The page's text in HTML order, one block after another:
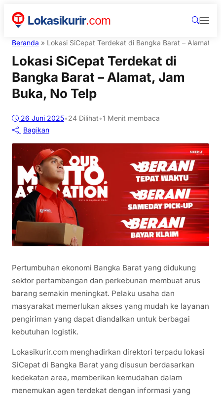
Beranda » Lokasi SiCepat Terdekat di Bangka Barat – Alamat,
Lokasi SiCepat Terdekat di
Bangka Barat – Alamat, Jam
Buka, No Telp
26 Juni 2025•24 Dilihat•1 Menit membaca
Bagikan
Pertumbuhan ekonomi Bangka Barat yang didukung
sektor pertambangan dan perkebunan membuat arus
barang semakin meningkat. Pelaku usaha dan
masyarakat memerlukan akses yang mudah ke layanan
pengiriman yang dapat diandalkan untuk berbagai
kebutuhan logistik.
Lokasikurir.com menghadirkan direktori terpadu lokasi
SiCepat di Bangka Barat yang disusun berdasarkan
kedekatan area, memberikan kemudahan dalam
menemukan agen terdekat dengan informasi yang